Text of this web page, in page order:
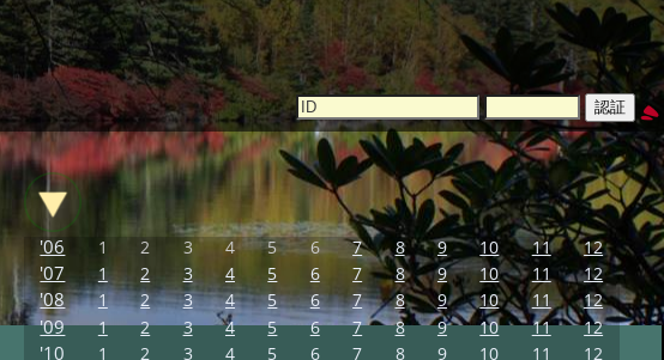
'06 1 2 3 4 5 6 7 8 9 10 11 12
'07 1 2 3 4 5 6 7 8 9 10 11 12
'08 1 2 3 4 5 6 7 8 9 10 11 12
'09 1 2 3 4 5 6 7 8 9 10 11 12
'10 1 2 3 4 5 6 7 8 9 10 11 12